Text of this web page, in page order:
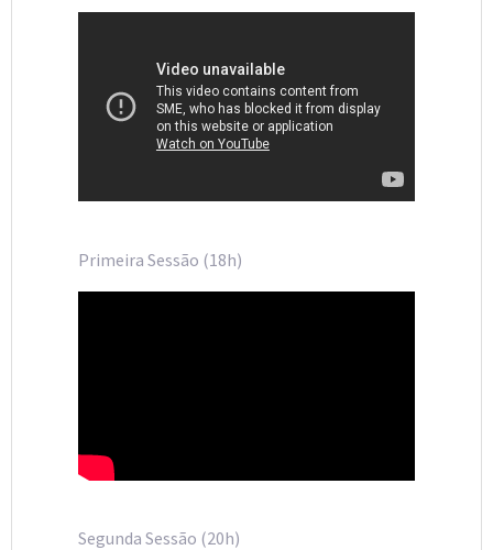
Primeira Sessão (18h)
Segunda Sessão (20h)